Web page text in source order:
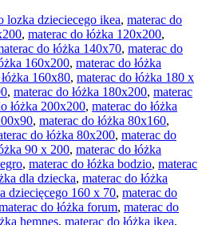
lozka dzieciecego ikea, materac do
, materac do łóżka 120x200,
do łóżka 140x70, materac do
160x200, materac do łóżka
160x80, materac do łóżka 180 x
, materac do łóżka 180x200, materac
łóżka 200x200, materac do łóżka
, materac do łóżka 80x160,
do łóżka 80x200, materac do
90 x 200, materac do łóżka
, materac do łóżka bodzio, materac
dla dziecka, materac do łóżka
dziecięcego 160 x 70, materac do
do łóżka forum, materac do
hemnes, materac do łóżka ikea,